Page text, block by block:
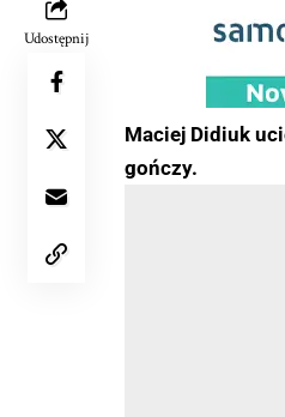
Udostępnij
Maciej Didiuk
gończy.